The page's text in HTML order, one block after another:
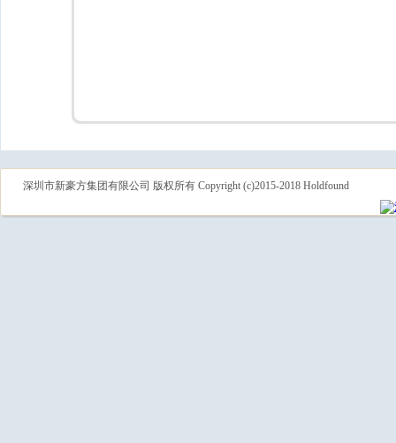
深圳市新豪方集团有限公司 版权所有 Copyright (c)2015-2018 Holdfound